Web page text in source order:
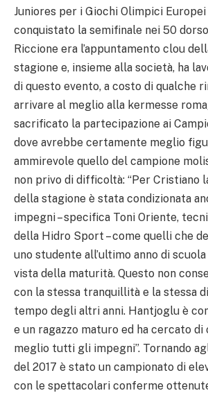
Juniores per i Giochi Olimpici Europei
conquistato la semifinale nei 50
Riccione era l’appuntamento clou
stagione e, insieme alla società, ha
di questo evento, a costo di qualche
arrivare al meglio alla kermesse
sacrificato la partecipazione ai
dove avrebbe certamente meglio
ammirevole quello del campione
non privo di difficoltà: “Per Cristiano
della stagione è stata condizionata
impegni – specifica Toni Oriente,
della Hidro Sport – come quelli che
uno studente all’ultimo anno di
vista della maturità. Questo non
con la stessa tranquillità e la stessa
tempo degli altri anni. Hantjoglu è
e un ragazzo maturo ed ha cercato di
meglio tutti gli impegni”. Tornando
del 2017 è stato un campionato di
con le spettacolari conferme